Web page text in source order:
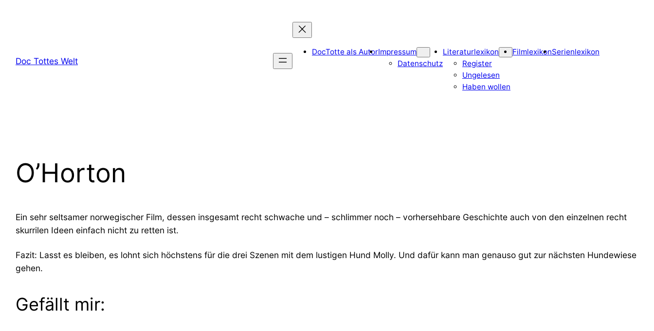
Doc Tottes Welt
DocTotte als AutorImpressum
Datenschutz
Literaturlexikon
Register
Ungelesen
Haben wollen
FilmlexikonSerienlexikon
O’Horton
Ein sehr seltsamer norwegischer Film, dessen insgesamt recht schwache und – schlimmer noch – vorhersehbare Geschichte auch von den einzelnen recht
skurrilen Ideen einfach nicht zu retten ist.
Fazit: Lasst es bleiben, es lohnt sich höchstens für die drei Szenen mit dem lustigen Hund Molly. Und dafür kann man genauso gut zur nächsten Hundewiese
gehen.
Gefällt mir: